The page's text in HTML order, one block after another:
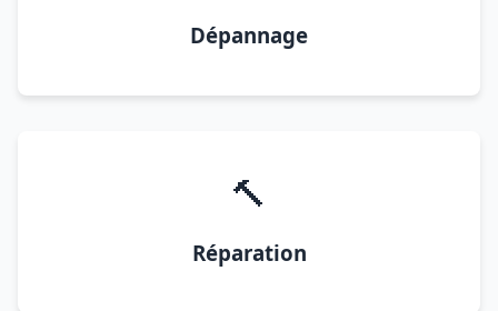
Dépannage
🔨
Réparation